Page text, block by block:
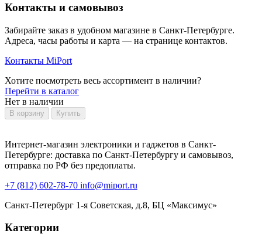
Контакты и самовывоз
Забирайте заказ в удобном магазине в Санкт-Петербурге.
Адреса, часы работы и карта — на странице контактов.
Контакты MiPort
Хотите посмотреть весь ассортимент в наличии?
Перейти в каталог
Нет в наличии
В корзину Купить
Интернет-магазин электроники и гаджетов в Санкт-
Петербурге: доставка по Санкт-Петербургу и самовывоз,
отправка по РФ без предоплаты.
+7 (812) 602-78-70 info@miport.ru
Санкт-Петербург 1-я Советская, д.8, БЦ «Максимус»
Категории